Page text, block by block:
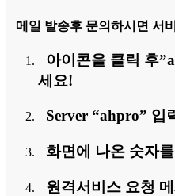
메일 발송후 문의하시면 서
아이콘을 클릭 후
세요!
Server “ahpro”
화면에 나온 숫자
원격서비스 요청